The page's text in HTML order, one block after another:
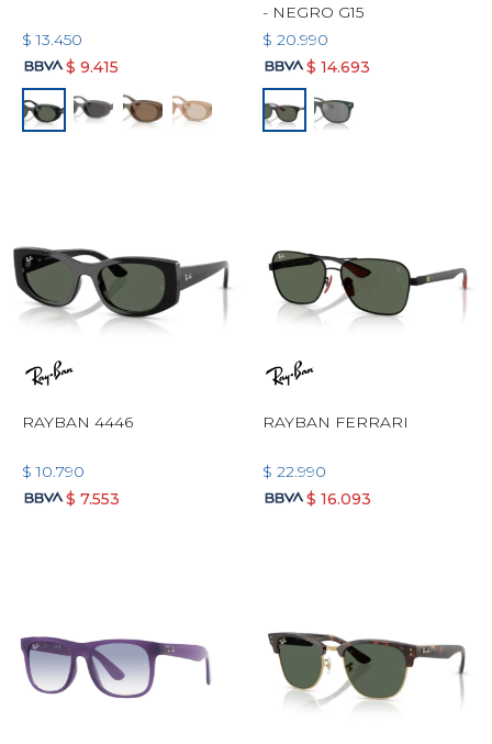
$ 13.450
$ 9.415
- NEGRO G15
$ 20.990
$ 14.693
RAYBAN 4446
$ 10.790
$ 7.553
RAYBAN FERRARI
$ 22.990
$ 16.093